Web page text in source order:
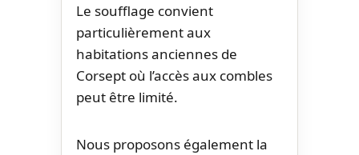
Le soufflage convient
particulièrement aux
habitations anciennes de
Corsept où l’accès aux combles
peut être limité.
Nous proposons également la